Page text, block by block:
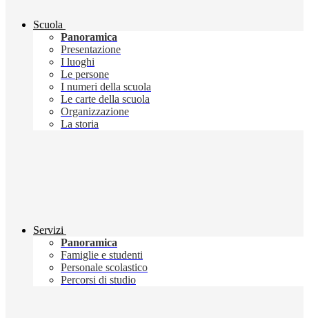
Scuola
Panoramica
Presentazione
I luoghi
Le persone
I numeri della scuola
Le carte della scuola
Organizzazione
La storia
Servizi
Panoramica
Famiglie e studenti
Personale scolastico
Percorsi di studio